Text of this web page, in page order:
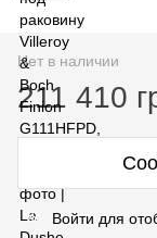
Нет в наличии
211 410
% Войти для